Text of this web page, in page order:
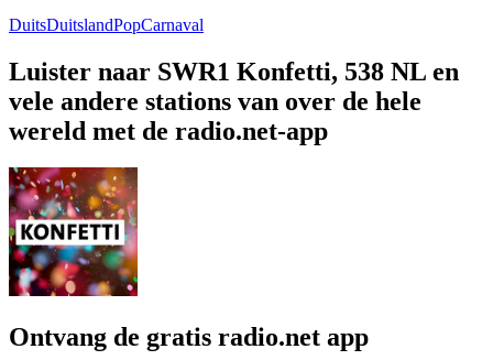
DuitsDuitslandPopCarnaval
Luister naar SWR1 Konfetti, 538 NL en
vele andere stations van over de hele
wereld met de radio.net-app
Ontvang de gratis radio.net app